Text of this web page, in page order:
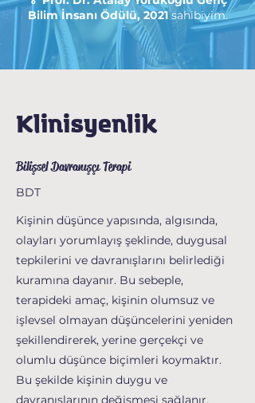
Bilim İnsanı Ödülü, 2021sahibiyim.
Klinisyenlik
Bilişsel Davranışçı Terapi
BDT
Kişinin düşünce yapısında, algısında,
olayları yorumlayış şeklinde, duygusal
tepkilerini ve davranışlarını belirlediği
kuramına dayanır. Bu sebeple,
terapideki amaç, kişinin olumsuz ve
işlevsel olmayan düşüncelerini yeniden
şekillendirerek, yerine gerçekçi ve
olumlu düşünce biçimleri koymaktır.
Bu şekilde kişinin duygu ve
davranışlarının değişmesi sağlanır.